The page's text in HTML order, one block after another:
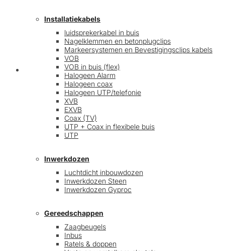
Mijn account
Installatiekabels
luidsprekerkabel in buis
Nagelklemmen en betonplugclips
Markeersystemen en Bevestigingsclips kabels
VOB
VOB in buis (flex)
Halogeen Alarm
Halogeen coax
Halogeen UTP/telefonie
XVB
EXVB
Coax (TV)
UTP + Coax in flexibele buis
UTP
Inwerkdozen
Luchtdicht inbouwdozen
Inwerkdozen Steen
Inwerkdozen Gyproc
Gereedschappen
Zaagbeugels
Inbus
Ratels & doppen